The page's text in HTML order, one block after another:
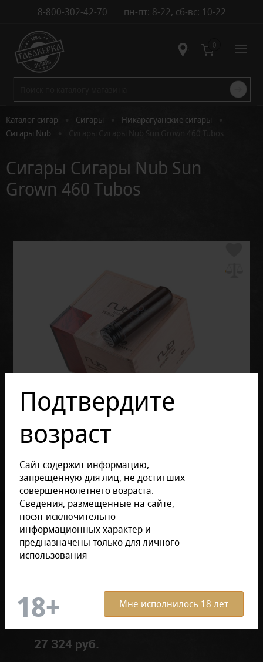
8-800-302-42-70 пн-пт: 8-22, сб-вс: 10-22
Контакты 0
Каталог сигар Сигары Никарагуанские сигары
Сигары Nub
Сигары Сигары Nub Sun
Grown 460 Tubos
Подтвердите
возраст
Сайт содержит информацию,
запрещенную для лиц, не достигших
совершеннолетнего возраста.
Сведения, размещенные на сайте,
носят исключительно
информационных характер и
предназначены только для личного
использования
Мне исполнилось 18 лет
Отзывов: 0
Размер продукции:
27 324 руб.